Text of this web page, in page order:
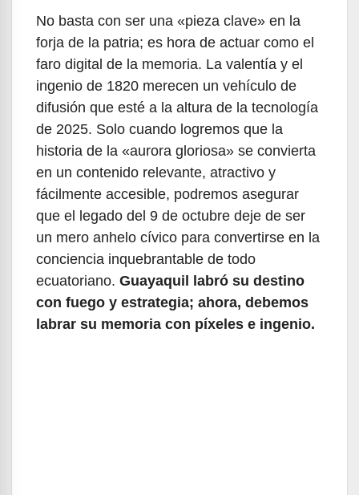
No basta con ser una «pieza clave» en la
forja de la patria; es hora de actuar como el
faro digital de la memoria. La valentía y el
ingenio de 1820 merecen un vehículo de
difusión que esté a la altura de la tecnología
de 2025. Solo cuando logremos que la
historia de la «aurora gloriosa» se convierta
en un contenido relevante, atractivo y
fácilmente accesible, podremos asegurar
que el legado del 9 de octubre deje de ser
un mero anhelo cívico para convertirse en la
conciencia inquebrantable de todo
ecuatoriano. Guayaquil labró su destino
con fuego y estrategia; ahora, debemos
labrar su memoria con píxeles e ingenio.